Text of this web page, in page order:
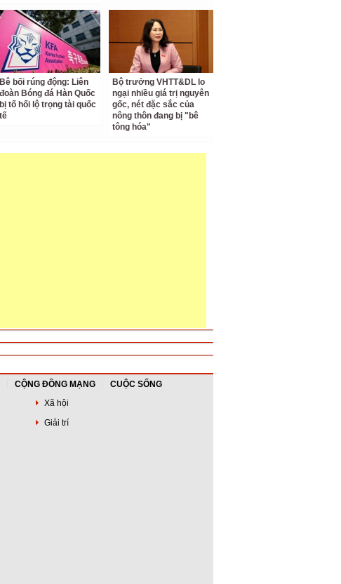
Bê bối rúng động: Liên
đoàn Bóng đá Hàn Quốc
bị tố hối lộ trọng tài quốc
tế
Bộ trưởng VHTT&DL lo
ngại nhiều giá trị nguyên
gốc, nét đặc sắc của
nông thôn đang bị "bê
tông hóa"
CỘNG ĐỒNG MẠNG
CUỘC SỐNG
Xã hội
Giải trí